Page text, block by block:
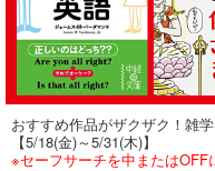
おすすめ作品がザクザク！雑
【5/18(金)～5/31(木)】
※セーフサーチを中またはOFF